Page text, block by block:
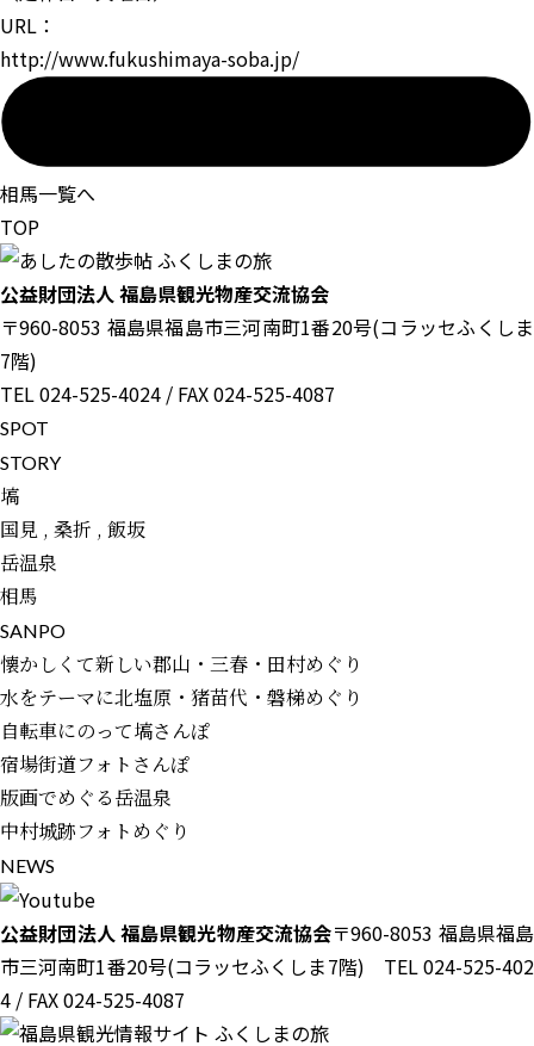
URL：
http://www.fukushimaya-soba.jp/
相馬一覧へ
TOP
公益財団法人 福島県観光物産交流協会
〒960-8053 福島県福島市三河南町1番20号(コラッセふくしま
7階)
TEL 024-525-4024 / FAX 024-525-4087
SPOT
STORY
塙
国見 , 桑折 , 飯坂
岳温泉
相馬
SANPO
懐かしくて新しい郡山・三春・田村めぐり
水をテーマに北塩原・猪苗代・磐梯めぐり
自転車にのって塙さんぽ
宿場街道フォトさんぽ
版画でめぐる岳温泉
中村城跡フォトめぐり
NEWS
公益財団法人 福島県観光物産交流協会〒960-8053 福島県福島
市三河南町1番20号(コラッセふくしま7階) TEL 024-525-402
4 / FAX 024-525-4087